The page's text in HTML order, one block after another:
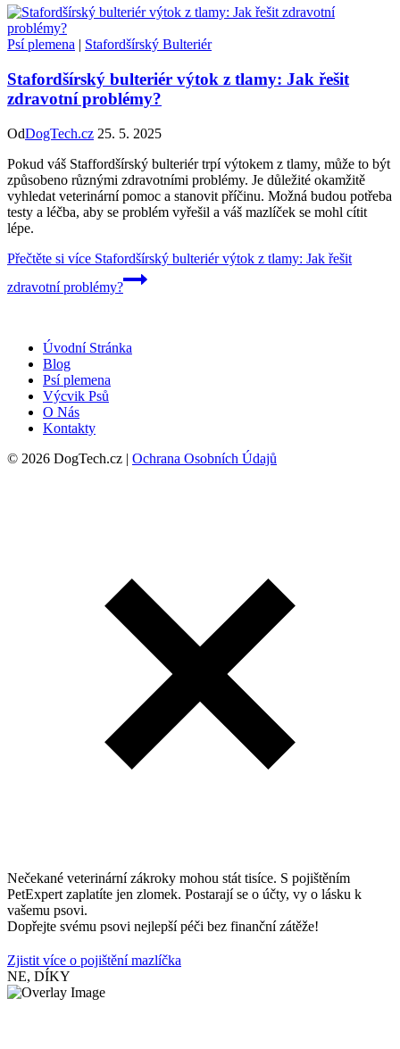
Psí plemena | Stafordšírský Bulteriér
Stafordšírský bulteriér výtok z tlamy: Jak řešit
zdravotní problémy?
OdDogTech.cz 25. 5. 2025
Pokud váš Staffordšírský bulteriér trpí výtokem z tlamy, může to být
způsobeno různými zdravotními problémy. Je důležité okamžitě
vyhledat veterinární pomoc a stanovit příčinu. Možná budou potřeba
testy a léčba, aby se problém vyřešil a váš mazlíček se mohl cítit
lépe.
Přečtěte si více Stafordšírský bulteriér výtok z tlamy: Jak řešit
zdravotní problémy?
Úvodní Stránka
Blog
Psí plemena
Výcvik Psů
O Nás
Kontakty
© 2026 DogTech.cz | Ochrana Osobních Údajů
Nečekané veterinární zákroky mohou stát tisíce. S pojištěním
PetExpert zaplatíte jen zlomek. Postarají se o účty, vy o lásku k
vašemu psovi.
Dopřejte svému psovi nejlepší péči bez finanční zátěže!
Zjistit více o pojištění mazlíčka
NE, DÍKY